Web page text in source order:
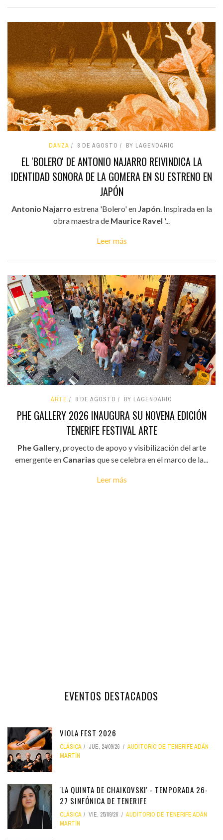
DANZA 8 DE AGOSTO BY LAGENDARIO
EL 'BOLERO' DE ANTONIO NAJARRO REIVINDICA LA
IDENTIDAD SONORA DE LA GOMERA EN SU ESTRENO EN
JAPÓN
Antonio Najarro estrena 'Bolero' en Japón. Inspirada en la
obra maestra de Maurice Ravel '...
Leer más
ARTE 8 DE AGOSTO BY LAGENDARIO
PHE GALLERY 2026 INAUGURA SU NOVENA EDICIÓN
TENERIFE FESTIVAL ARTE
Phe Gallery, proyecto de apoyo y visibilización del arte
emergente en Canarias que se celebra en el marco de la...
Leer más
EVENTOS DESTACADOS
VIOLA FEST 2026
CLÁSICA JUE, 24/09/26
AUDITORIO DE TENERIFE ADÁN
MARTÍN
'LA QUINTA DE CHAIKOVSKI' - TEMPORADA 26-
27 SINFÓNICA DE TENERIFE
CLÁSICA VIE, 25/09/26
AUDITORIO DE TENERIFE ADÁN
MARTÍN